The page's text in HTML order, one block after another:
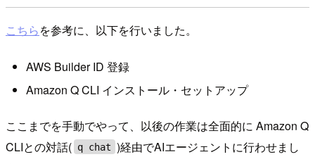
こちらを参考に、以下を行いました。
AWS Builder ID 登録
Amazon Q CLI インストール・セットアップ
ここまでを手動でやって、以後の作業は全面的に Amazon Q
CLIとの対話( q chat )経由でAIエージェントに行わせまし